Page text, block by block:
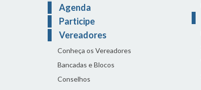
Agenda
Participe
Vereadores
Conheça os Vereadores
Bancadas e Blocos
Conselhos